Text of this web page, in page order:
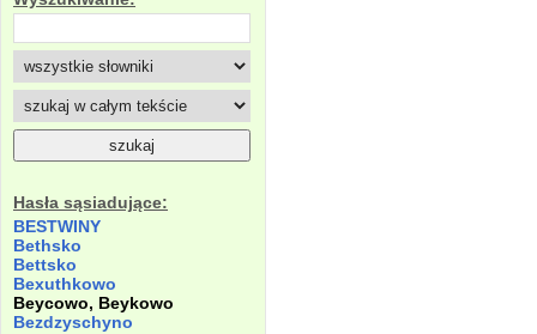
Hasła sąsiadujące:
BESTWINY
Bethsko
Bettsko
Bexuthkowo
Beycowo, Beykowo
Bezdzyschyno